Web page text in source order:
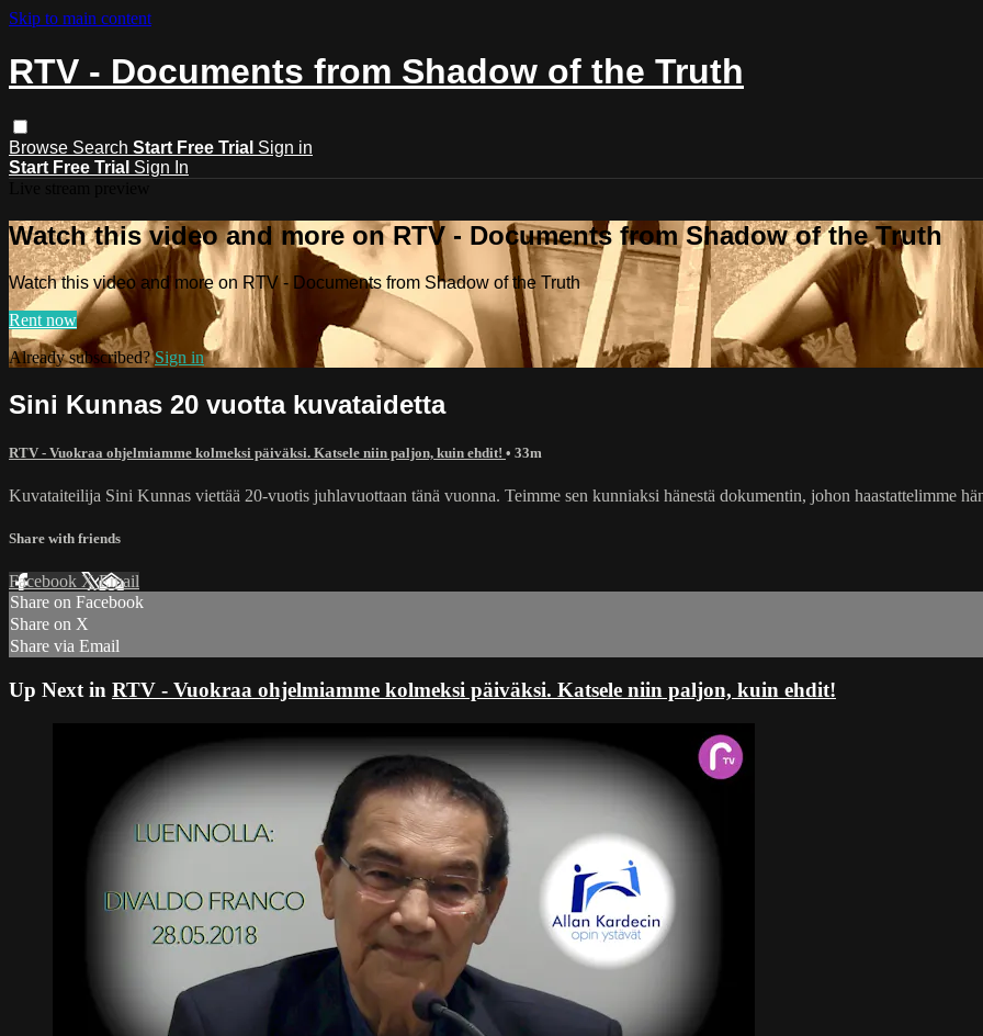
Skip to main content
RTV - Documents from Shadow of the Truth
Browse Search Start Free Trial Sign in
Start Free Trial Sign In
Watch this video and more on RTV - Documents from Shadow of the Truth
Watch this video and more on RTV - Documents from Shadow of the Truth
Rent now
Already subscribed?Sign in
Sini Kunnas 20 vuotta kuvataidetta
RTV - Vuokraa ohjelmiamme kolmeksi päiväksi. Katsele niin paljon, kuin ehdit! • 33m
Kuvataiteilija Sini Kunnas viettää 20-vuotis juhlavuottaan tänä vuonna. Teimme sen kunniaksi hänestä dokumentin, johon haastattelimme
Share with friends
Facebook XEmail
Share on Facebook
Share on X
Share via Email
Up Next in RTV - Vuokraa ohjelmiamme kolmeksi päiväksi. Katsele niin paljon, kuin ehdit!